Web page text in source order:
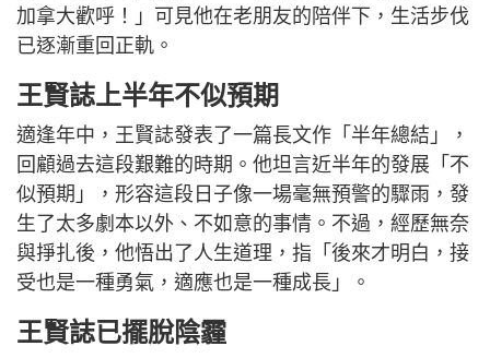
加拿大歡呼！」可見他在老朋友的陪伴下，生活步伐
已逐漸重回正軌。
王賢誌上半年不似預期
適逢年中，王賢誌發表了一篇長文作「半年總結」，
回顧過去這段艱難的時期。他坦言近半年的發展「不
似預期」，形容這段日子像一場毫無預警的驟雨，發
生了太多劇本以外、不如意的事情。不過，經歷無奈
與掙扎後，他悟出了人生道理，指「後來才明白，接
受也是一種勇氣，適應也是一種成長」。
王賢誌已擺脫陰霾